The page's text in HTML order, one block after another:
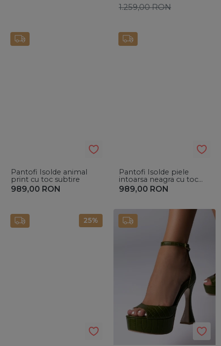
1.259,00RON
Pantofi Isolde animal
print cu toc subtire
989,00 RON
Pantofi Isolde piele
intoarsa neagra cu toc
subtire
989,00 RON
25%